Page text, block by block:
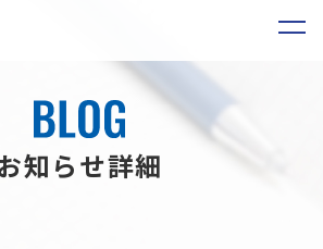
知らせ詳細